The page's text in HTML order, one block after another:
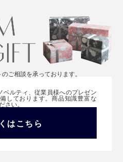
ご相談を承っております。
ベルティ、従業員様へのプレゼン
しております。商品知識豊富な
さい。
はこちら